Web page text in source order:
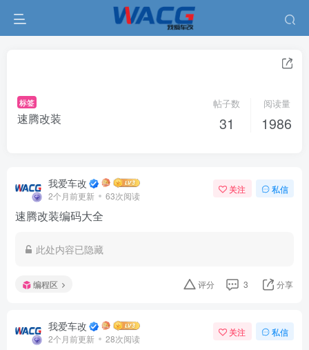
标签
速腾改装
帖子数
31
阅读量
1986
我爱车改
2个月前更新 63次阅读
关注 私信
速腾改装编码大全
此处内容已隐藏
编程区 评分 3 分享
我爱车改
2个月前更新 28次阅读
关注 私信